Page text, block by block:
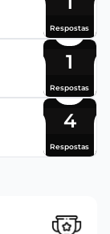
Respostas
1
Respostas
4
Respostas